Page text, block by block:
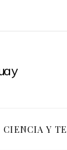
CIENCIA Y